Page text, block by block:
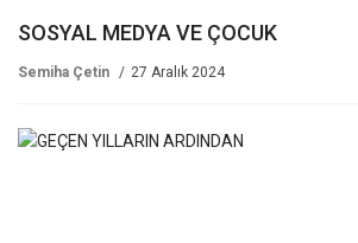
SOSYAL MEDYA VE ÇOCUK
Semiha Çetin 27 Aralık 2024